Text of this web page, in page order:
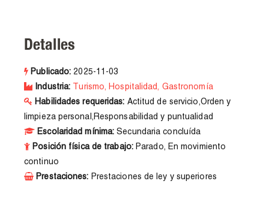
Detalles
Publicado: 2025-11-03
Industria:
Turismo, Hospitalidad, Gastronomía
Habilidades requeridas: Actitud de servicio,Orden y
limpieza personal,Responsabilidad y puntualidad
Escolaridad mínima: Secundaria concluída
Posición física de trabajo: Parado, En movimiento
continuo
Prestaciones: Prestaciones de ley y superiores